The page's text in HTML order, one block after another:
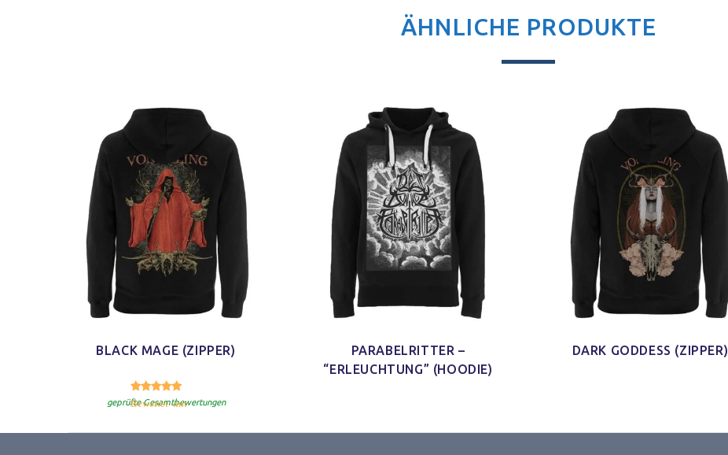
ÄHNLICHE PRODUKTE
BLACK MAGE (ZIPPER)
Bewertet mit 5.00
geprüfte Gesamtbewertungen
PARABELRITTER –
“ERLEUCHTUNG” (HOODIE)
DARK GODDESS (ZIPPER)